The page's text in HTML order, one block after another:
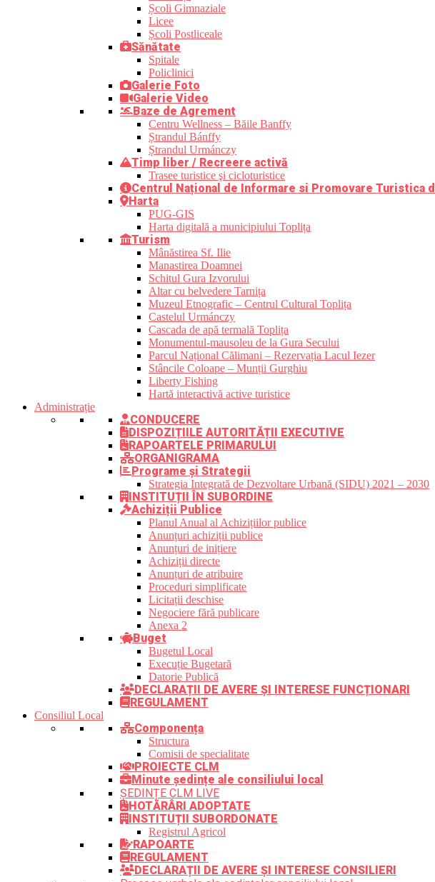
Școli Gimnaziale
Licee
Școli Postliceale
Sănătate
Spitale
Policlinici
Galerie Foto
Galerie Video
Baze de Agrement
Centru Wellness – Băile Banffy
Ștrandul Bánffy
Ștrandul Urmánczy
Timp liber / Recreere activă
Trasee turistice şi cicloturistice
Centrul Național de Informare si Promovare Turistica
Harta
PUG-GIS
Harta digitală a municipiului Toplița
Turism
Mânăstirea Sf. Ilie
Manastirea Doamnei
Schitul Gura Izvorului
Altar cu belvedere Tarnița
Muzeul Etnografic – Centrul Cultural Toplița
Castelul Urmánczy
Cascada de apă termală Toplița
Monumentul-mausoleu de la Gura Secului
Parcul Național Călimani – Rezervația Lacul Iezer
Stâncile Coloape – Munții Gurghiu
Liberty Fishing
Hartă interactivă active turistice
Administrație
CONDUCERE
DISPOZIȚIILE AUTORITĂȚII EXECUTIVE
RAPOARTELE PRIMARULUI
ORGANIGRAMA
Programe și Strategii
Strategia Integrată de Dezvoltare Urbană (SIDU) 2021 – 2030
INSTITUȚII ÎN SUBORDINE
Achiziții Publice
Planul Anual al Achizițiilor publice
Anunțuri achiziții publice
Anunțuri de inițiere
Achiziții directe
Anunțuri de atribuire
Proceduri simplificate
Licitații deschise
Negociere fără publicare
Anexa 2
Buget
Bugetul Local
Execuție Bugetară
Datorie Publică
DECLARAȚII DE AVERE ȘI INTERESE FUNCȚIONARI
REGULAMENT
Consiliul Local
Componența
Structura
Comisii de specialitate
PROIECTE CLM
Minute ședințe ale consiliului local
ȘEDINȚE CLM LIVE
HOTĂRÂRI ADOPTATE
INSTITUȚII SUBORDONATE
Registrul Agricol
RAPOARTE
REGULAMENT
DECLARAȚII DE AVERE ȘI INTERESE CONSILIERI